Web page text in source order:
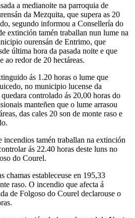
a medianoite na parroquia de
da Mezquita, que supera as 20
segundo informou a Consellería do
extinción tamén traballan nun lume na
ourensán de Entrimo, que
última hora da pasada noite e que
ao redor de 20 hectáreas.
ás 1.20 horas o lume que
no municipio lucense da
controlado ás 20,00 horas do
manteñen que o lume arrasou
das cales 20 son de monte raso e
incendios tamén traballan na extinción
ás 22.40 horas deste luns no
do Courel.
chamas estableceuse en 195,33
raso. O incendio que afecta á
de Folgoso do Courel declarouse o